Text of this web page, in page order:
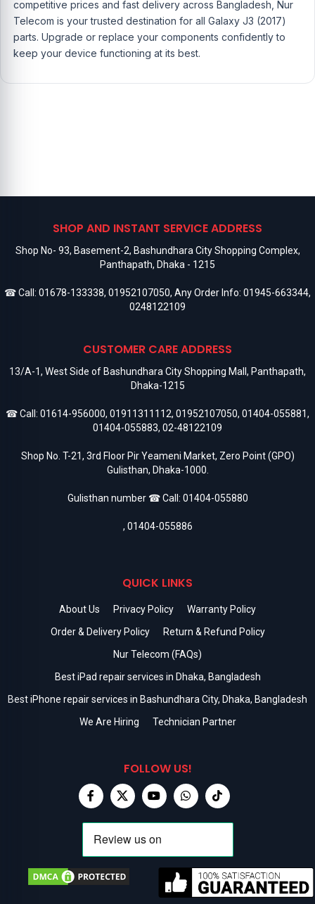
competitive prices and fast delivery across Bangladesh, Nur
Telecom is your trusted destination for all Galaxy J3 (2017)
parts. Upgrade or replace your components confidently to
keep your device functioning at its best.
SHOP AND INSTANT SERVICE ADDRESS
Shop No- 93, Basement-2, Bashundhara City Shopping Complex,
Panthapath, Dhaka - 1215
☎ Call: 01678-133338, 01952107050, Any Order Info: 01945-663344,
0248122109
CUSTOMER CARE ADDRESS
13/A-1, West Side of Bashundhara City Shopping Mall, Panthapath,
Dhaka-1215
☎ Call: 01614-956000, 01911311112, 01952107050, 01404-055881,
01404-055883, 02-48122109
Shop No. T-21, 3rd Floor Pir Yeameni Market, Zero Point (GPO)
Gulisthan, Dhaka-1000.
Gulisthan number ☎ Call: 01404-055880
, 01404-055886
QUICK LINKS
About Us Privacy Policy
Warranty Policy
Order & Delivery Policy
Return & Refund Policy
Nur Telecom (FAQs)
Best iPad repair services in Dhaka, Bangladesh
Best iPhone repair services in Bashundhara City, Dhaka, Bangladesh
We Are Hiring
Technician Partner
FOLLOW US!